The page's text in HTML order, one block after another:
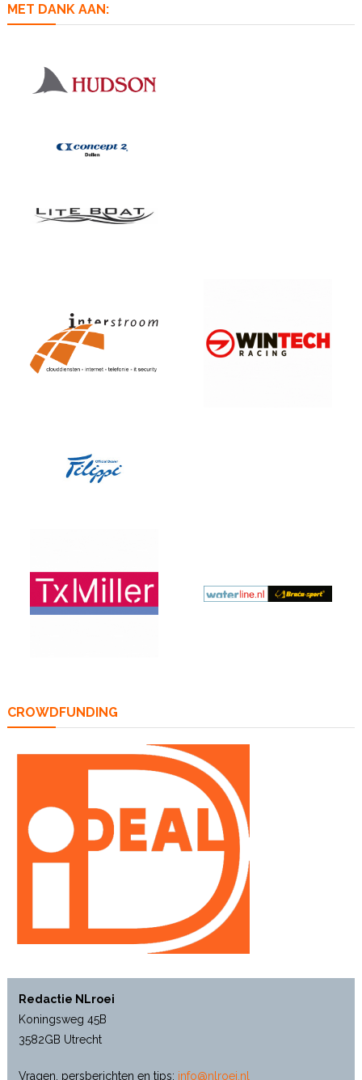
MET DANK AAN:
CROWDFUNDING
Redactie NLroei
Koningsweg 45B
3582GB Utrecht
Vragen, persberichten en tips: info@nlroei.nl